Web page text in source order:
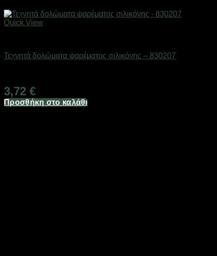
Quick View
Τεχνητά δολώματα ψαρέματος σιλικόνης – 830207
3,72 €
Προσθήκη στο καλάθι